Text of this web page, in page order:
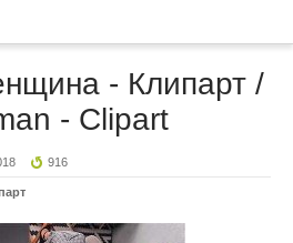
- Клипарт /
- Clipart
916